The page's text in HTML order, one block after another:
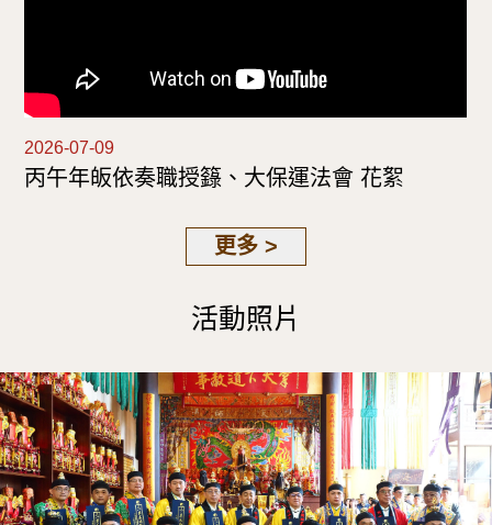
2026-07-09
丙午年皈依奏職授籙、大保運法會 花絮
更多 >
活動照片